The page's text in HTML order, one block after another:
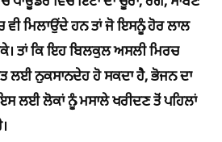
ਵੀ ਮਿਲਾਉਂਦੇ ਹਨ ਤਾਂ ਜੋ ਇਸਨੂੰ ਹੋਰ ਲਾਲ
ਤਾਂ ਕਿ ਇਹ ਬਿਲਕੁਲ ਅਸਲੀ ਮਿਰਚ
ਲਈ ਨੁਕਸਾਨਦੇਹ ਹੋ ਸਕਦਾ ਹੈ, ਭੋਜਨ ਦਾ
ਲਈ ਲੋਕਾਂ ਨੂੰ ਮਸਾਲੇ ਖਰੀਦਣ ਤੋਂ ਪਹਿਲਾਂ